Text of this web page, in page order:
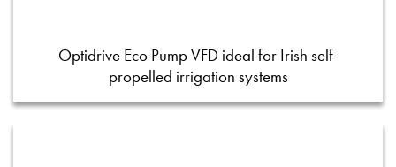
Optidrive Eco Pump VFD ideal for Irish self-
propelled irrigation systems